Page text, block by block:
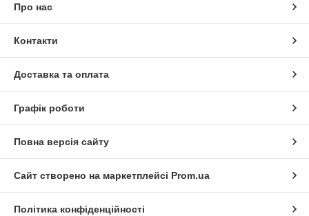
Про нас
Контакти
Доставка та оплата
Графік роботи
Повна версія сайту
Сайт створено на маркетплейсі Prom.ua
Політика конфіденційності